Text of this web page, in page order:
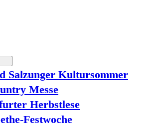
Salzunger Kultursommer
Messe
Herbstlese
Festwoche